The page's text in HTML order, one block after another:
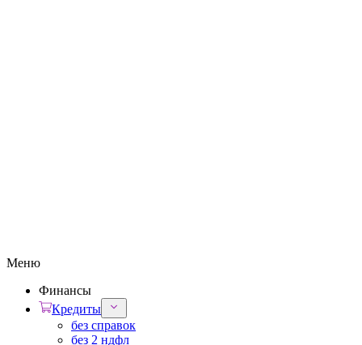
Меню
Финансы
Кредиты
без справок
без 2 ндфл